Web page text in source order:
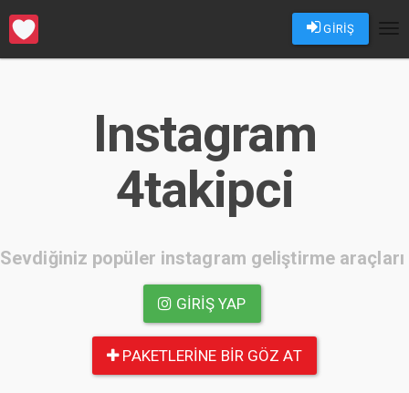
GİRİŞ
Instagram
4takipci
Sevdiğiniz popüler instagram geliştirme araçları
GIRIŞ YAP
PAKETLERINE BIR GÖZ AT